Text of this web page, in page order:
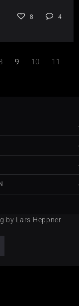
8 4
9 10
11
by Lars Heppner